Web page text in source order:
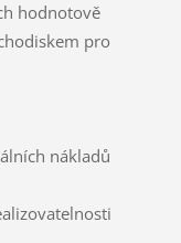
hodnotově
pro
nákladů